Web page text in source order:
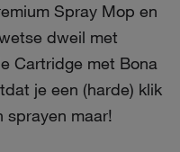
Spray Mop en
dweil met
Cartridge met Bona
je een (harde) klik
sprayen maar!